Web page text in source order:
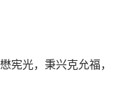
宪光，秉兴克允福，